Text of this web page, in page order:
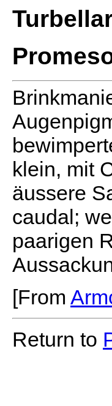
klein, mit
äussere
caudal;
paarigen
[From
Return to